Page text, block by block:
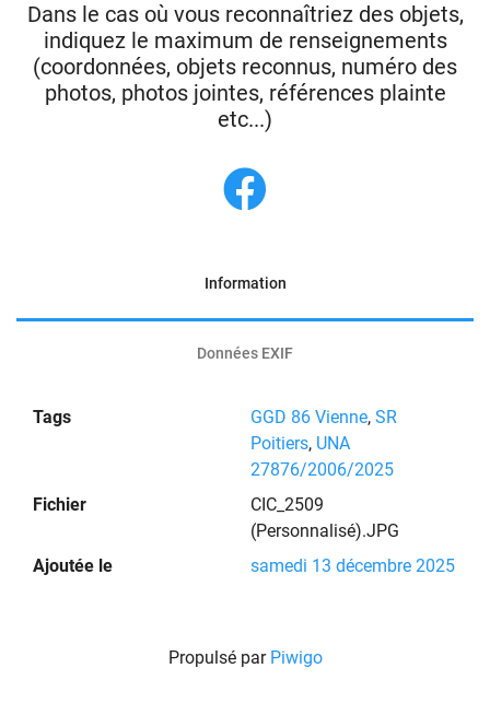
Dans le cas où vous reconnaîtriez des objets,
indiquez le maximum de renseignements
(coordonnées, objets reconnus, numéro des
photos, photos jointes, références plainte
etc...)
Information
Données EXIF
Tags GGD 86 Vienne, SR
Poitiers, UNA
27876/2006/2025
Fichier
CIC_2509
(Personnalisé).JPG
Ajoutée le
samedi 13 décembre 2025
Propulsé par Piwigo